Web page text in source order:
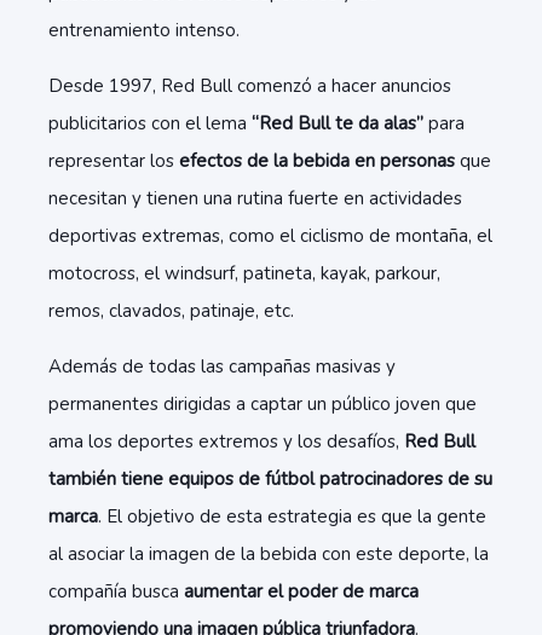
entrenamiento intenso.
Desde 1997, Red Bull comenzó a hacer anuncios
publicitarios con el lema “Red Bull te da alas” para
representar los efectos de la bebida en personas que
necesitan y tienen una rutina fuerte en actividades
deportivas extremas, como el ciclismo de montaña, el
motocross, el windsurf, patineta, kayak, parkour,
remos, clavados, patinaje, etc.
Además de todas las campañas masivas y
permanentes dirigidas a captar un público joven que
ama los deportes extremos y los desafíos, Red Bull
también tiene equipos de fútbol patrocinadores de su
marca. El objetivo de esta estrategia es que la gente
al asociar la imagen de la bebida con este deporte, la
compañía busca aumentar el poder de marca
promoviendo una imagen pública triunfadora.